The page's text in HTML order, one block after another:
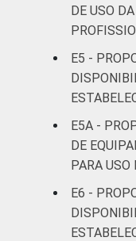
Respostas
resultados
coletados
de 2015.
DE USO
E5 -
E5A -
DE
PARA USO
E6 -